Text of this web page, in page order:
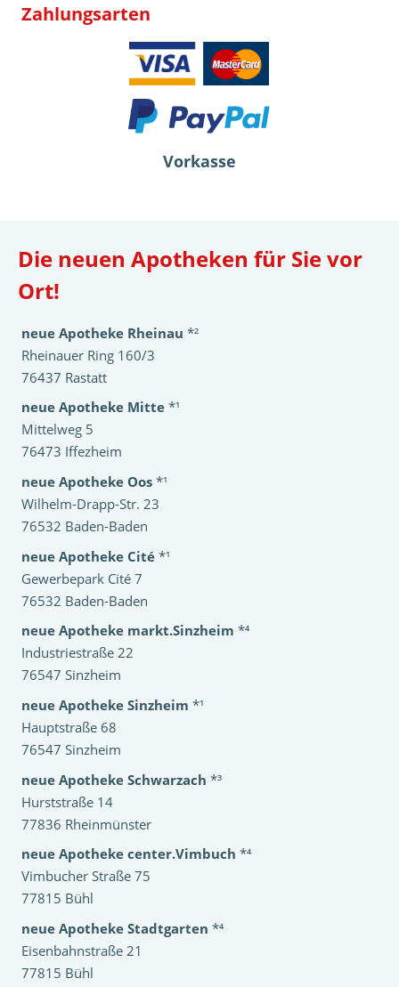
Zahlungsarten
Vorkasse
Die neuen Apotheken für Sie vor
Ort!
neue Apotheke Rheinau *²
Rheinauer Ring 160/3
76437 Rastatt
neue Apotheke Mitte *¹
Mittelweg 5
76473 Iffezheim
neue Apotheke Oos *¹
Wilhelm-Drapp-Str. 23
76532 Baden-Baden
neue Apotheke Cité *¹
Gewerbepark Cité 7
76532 Baden-Baden
neue Apotheke markt.Sinzheim *⁴
Industriestraße 22
76547 Sinzheim
neue Apotheke Sinzheim *¹
Hauptstraße 68
76547 Sinzheim
neue Apotheke Schwarzach *³
Hurststraße 14
77836 Rheinmünster
neue Apotheke center.Vimbuch *⁴
Vimbucher Straße 75
77815 Bühl
neue Apotheke Stadtgarten *⁴
Eisenbahnstraße 21
77815 Bühl